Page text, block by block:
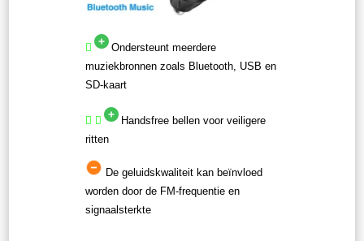
Ondersteunt meerdere
muziekbronnen zoals Bluetooth, USB en
SD-kaart
Handsfree bellen voor veiligere
ritten
De geluidskwaliteit kan beïnvloed
worden door de FM-frequentie en
signaalsterkte